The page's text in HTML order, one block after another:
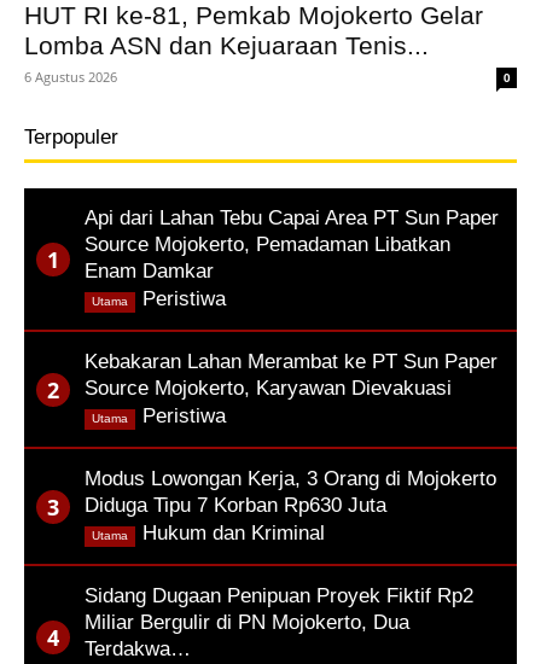
HUT RI ke-81, Pemkab Mojokerto Gelar
Lomba ASN dan Kejuaraan Tenis...
6 Agustus 2026 0
Terpopuler
Api dari Lahan Tebu Capai Area PT Sun Paper
Source Mojokerto, Pemadaman Libatkan
Enam Damkar
Peristiwa,
Utama
Kebakaran Lahan Merambat ke PT Sun Paper
Source Mojokerto, Karyawan Dievakuasi
Peristiwa,
Utama
Modus Lowongan Kerja, 3 Orang di Mojokerto
Diduga Tipu 7 Korban Rp630 Juta
Hukum dan Kriminal
Utama
Sidang Dugaan Penipuan Proyek Fiktif Rp2
Miliar Bergulir di PN Mojokerto, Dua
Terdakwa…